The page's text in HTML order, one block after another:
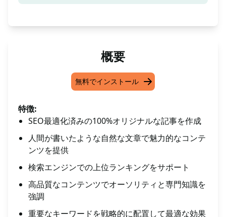
概要
無料でインストール
特徴:
SEO最適化済みの100%オリジナルな記事を作成
人間が書いたような自然な文章で魅力的なコンテ
ンツを提供
検索エンジンでの上位ランキングをサポート
高品質なコンテンツでオーソリティと専門知識を
強調
重要なキーワードを戦略的に配置して最適な効果